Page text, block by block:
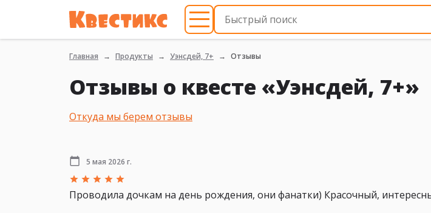
Главная Продукты Уэнсдей, 7+ Отзывы
Отзывы о квесте «Уэнсдей, 7+»
Откуда мы берем отзывы
5 мая 2026 г.
Проводила дочкам на день рождения, они фанатки) Красочный,